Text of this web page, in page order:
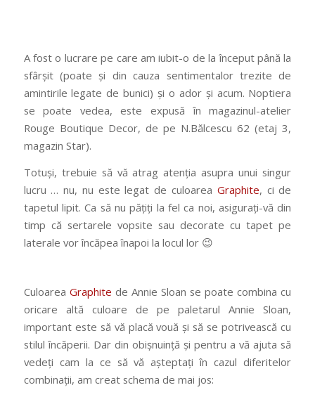
A fost o lucrare pe care am iubit-o de la început până la
sfârșit (poate și din cauza sentimentalor trezite de
amintirile legate de bunici) și o ador și acum. Noptiera
se poate vedea, este expusă în magazinul-atelier
Rouge Boutique Decor, de pe N.Bălcescu 62 (etaj 3,
magazin Star).
Totuși, trebuie să vă atrag atenția asupra unui singur
lucru … nu, nu este legat de culoarea Graphite, ci de
tapetul lipit. Ca să nu pățiți la fel ca noi, asigurați-vă din
timp că sertarele vopsite sau decorate cu tapet pe
laterale vor încăpea înapoi la locul lor 😉
Culoarea Graphite de Annie Sloan se poate combina cu
oricare altă culoare de pe paletarul Annie Sloan,
important este să vă placă vouă și să se potrivească cu
stilul încăperii. Dar din obișnuință și pentru a vă ajuta să
vedeți cam la ce să vă așteptați în cazul diferitelor
combinații, am creat schema de mai jos: